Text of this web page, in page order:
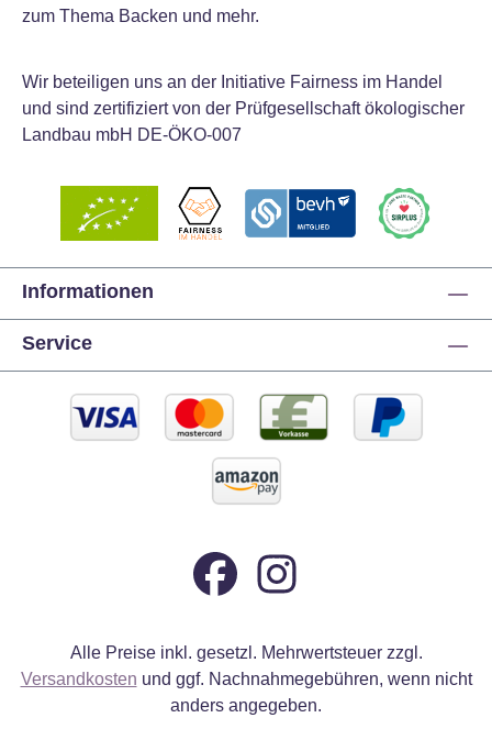
zum Thema Backen und mehr.
Wir beteiligen uns an der Initiative Fairness im Handel
und sind zertifiziert von der Prüfgesellschaft ökologischer
Landbau mbH DE-ÖKO-007
Informationen
Service
Alle Preise inkl. gesetzl. Mehrwertsteuer zzgl.
Versandkosten und ggf. Nachnahmegebühren, wenn nicht
anders angegeben.